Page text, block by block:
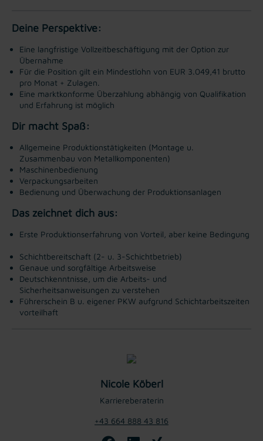
Deine Perspektive:
Eine langfristige Vollzeitbeschäftigung mit der Option zur
Übernahme
Für die Position gilt ein Mindestlohn von EUR 3.049,41 brutto
pro Monat + Zulagen.
Eine marktkonforme Überzahlung abhängig von Qualifikation
und Erfahrung ist möglich
Dir macht Spaß:
Allgemeine Produktionstätigkeiten (Montage u.
Zusammenbau von Metallkomponenten)
Maschinenbedienung
Verpackungsarbeiten
Bedienung und Überwachung der Produktionsanlagen
Das zeichnet dich aus:
Erste Produktionserfahrung von Vorteil, aber keine Bedingung
Schichtbereitschaft (2- u. 3-Schichtbetrieb)
Genaue und sorgfältige Arbeitsweise
Deutschkenntnisse, um die Arbeits- und
Sicherheitsanweisungen zu verstehen
Führerschein B u. eigener PKW aufgrund Schichtarbeitszeiten
vorteilhaft
Nicole Köberl
Karriereberaterin
+43 664 888 43 816